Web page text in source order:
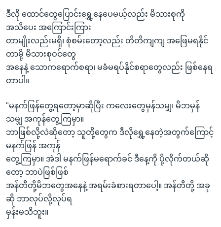
ဒီလို ထောင်တွေပြောင်းရွှေ့နေပေမယ့်လည်း မိသားစုကို
အသိပေး အကြောင်းကြား
တာမျိုးလည်းမရှိ၊ စုံစမ်းတော့လည်း တိတိကျကျ အဖြေမရနိုင်
တာမို့ မိသားစုဝင်တွေ
အနေနဲ့ သောကရောက်စရာ၊ မခံမရပ်နိုင်စရာတွေလည်း ဖြစ်နေရ
တာပါ။
"မနက်ဖြန်တွေ့ရတော့မှာဆိုပြီး ကလေးတွေမှန်သမျှ၊ မိဘမှန်
သမျှ အကုန်တွေ့ကြမှာ။
ဘာဖြစ်လို့လဲဆိုတော့ သူတို့တွေက ဒီလိုရွှေ့နေတဲ့အတွက်ကြောင့်
မနက်ဖြန် အကုန်
တွေ့ကြမှာ။ အဲဒါ မနက်ဖြန်မရောက်ခင် ဒီနေ့ကို ပို့လိုက်တယ်ဆို
တော့ ဘာပဲဖြစ်ဖြစ်
အန်တီတို့မိဘတွေအနေနဲ့ အရမ်းခံစားရတာပေါ့။ အန်တီတို့ အခု
ဆို ဘာလုပ်လို့လုပ်ရ
မှန်းမသိဘူး။